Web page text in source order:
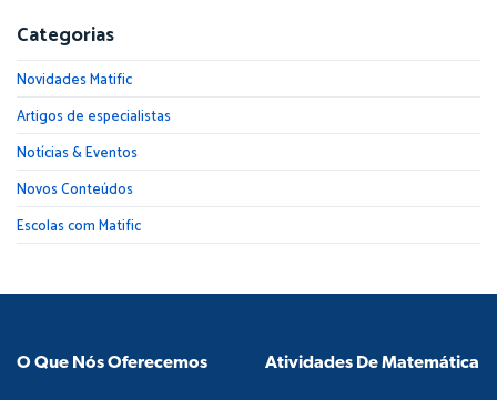
Categorias
Novidades Matific
Artigos de especialistas
Notícias & Eventos
Novos Conteúdos
Escolas com Matific
O Que Nós Oferecemos Atividades De Matemática